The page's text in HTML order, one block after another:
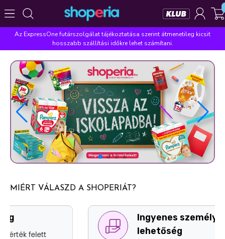
Népszerű kategóriák
Szépségápolás Élelmiszer Mosás Mosogatás
Takarítás Baba-mama Háztartás
Népszerű márkák
Pampers Lenor Violeta Coccolino Silan
Népszerű keresések
leukoplast ariel lenor finish pampers
Az ExpressOne futárszolgálat tájékoztatása szerint átmenetileg kicsit
hosszabb szállítási időkre lehet számítani.
MIÉRT VÁLASZD A SHOPERIÁT?
Ingyenes személyes átvételi
lehetőség